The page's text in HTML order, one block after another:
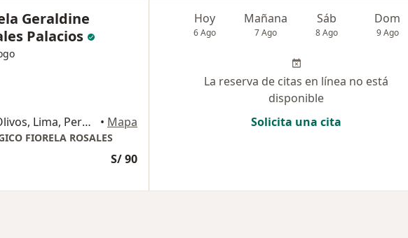
Geraldine
Palacios
Jr. Carhuaz 1527 - Los Olivos, Lima, Perú, Lima • Mapa
FIORELA ROSALES
S/ 90
Hoy
6 Ago
Mañana
7 Ago
Sáb
8 Ago
Dom
9 Ago
La reserva de citas en línea no está
disponible
Solicita una cita